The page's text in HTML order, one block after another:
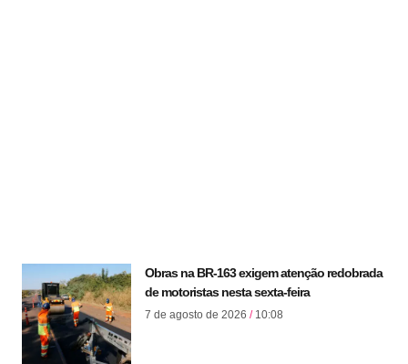
Obras na BR-163 exigem atenção redobrada
de motoristas nesta sexta-feira
7 de agosto de 2026 10:08